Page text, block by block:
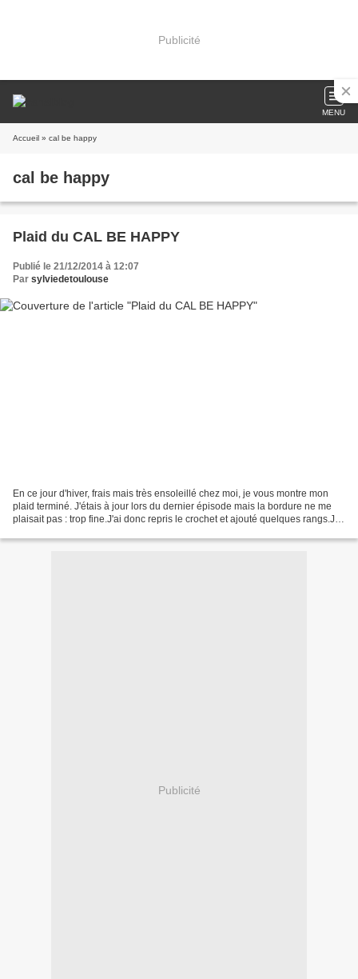
Publicité
MENU
Accueil » cal be happy
cal be happy
Plaid du CAL BE HAPPY
Publié le 21/12/2014 à 12:07
Par sylviedetoulouse
En ce jour d'hiver, frais mais très ensoleillé chez moi, je vous montre mon
plaid terminé. J'étais à jour lors du dernier épisode mais la bordure ne me
plaisait pas : trop fine.J'ai donc repris le crochet et ajouté quelques rangs.Je
Publicité